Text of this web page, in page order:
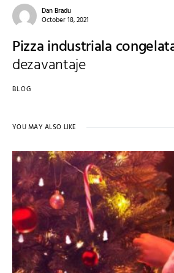
Dan Bradu
October 18, 2021
Pizza industriala
dezavantaje
BLOG
YOU MAY ALSO LIKE